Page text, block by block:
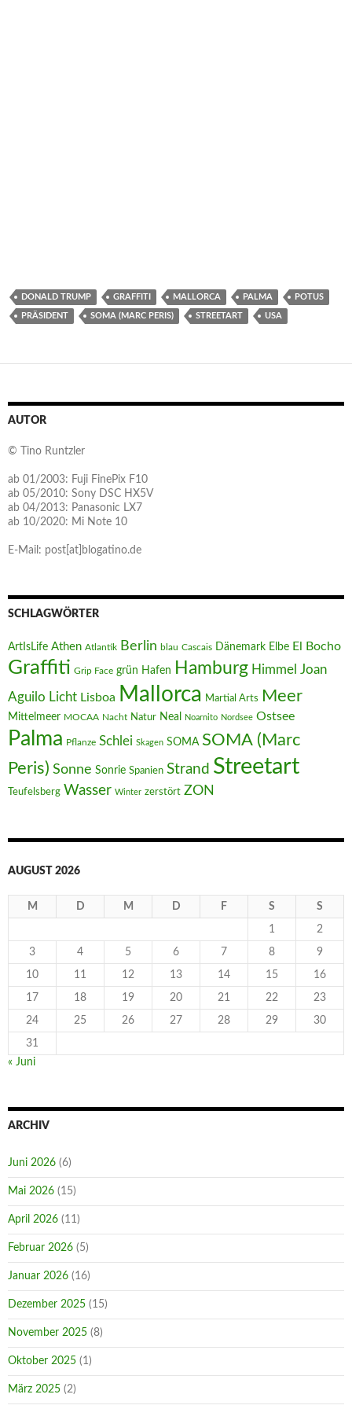
DONALD TRUMP GRAFFITI MALLORCA PALMA POTUS
PRÄSIDENT SOMA (MARC PERIS) STREETART USA
AUTOR
© Tino Runtzler
ab 01/2003: Fuji FinePix F10
ab 05/2010: Sony DSC HX5V
ab 04/2013: Panasonic LX7
ab 10/2020: Mi Note 10
E-Mail: post[at]blogatino.de
SCHLAGWÖRTER
ArtIsLife Athen Atlantik Berlin blau Cascais Dänemark Elbe El Bocho
Graffiti Grip Face grün Hafen Hamburg Himmel Joan
Aguilo Licht Lisboa Mallorca Martial Arts Meer
Mittelmeer MOCAA Nacht Natur Neal Noarnito Nordsee Ostsee
Palma Pflanze Schlei Skagen SOMA SOMA (Marc
Peris) Sonne Sonrie Spanien Strand Streetart
Teufelsberg Wasser Winter zerstört ZON
AUGUST 2026
M D M D F S S
1 2
3 4 5 6 7 8 9
10 11 12 13 14 15 16
17 18 19 20 21 22 23
24 25 26 27 28 29 30
31
« Juni
ARCHIV
Juni 2026 (6)
Mai 2026 (15)
April 2026 (11)
Februar 2026 (5)
Januar 2026 (16)
Dezember 2025 (15)
November 2025 (8)
Oktober 2025 (1)
März 2025 (2)